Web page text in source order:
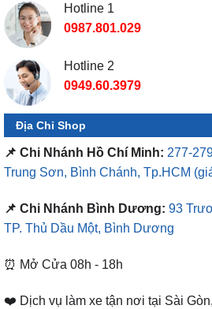
Hotline 1
0987.801.029
Hotline 2
0949.60.3979
Địa Chỉ Shop
📌 Chi Nhánh Hồ Chí Minh: 277-
Trung Sơn, Bình Chánh, Tp.HCM
📌 Chi Nhánh Bình Dương: 93
TP. Thủ Dầu Một, Bình Dương
⏰ Mở Cửa 08h - 18h
❤️ Dịch vụ làm xe tận nơi tại Sài